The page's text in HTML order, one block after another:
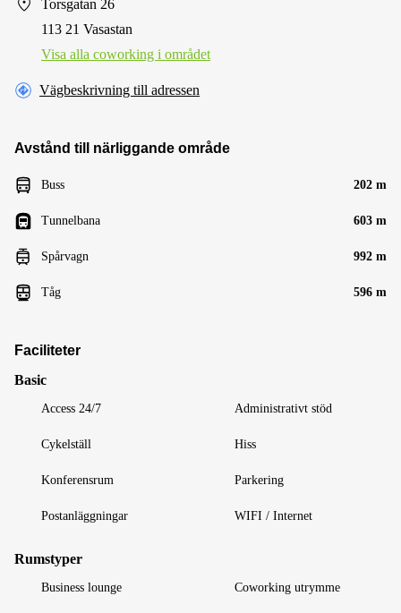
Torsgatan 26
113 21 Vasastan
Visa alla сoworking i området
Vägbeskrivning till adressen
Avstånd till närliggande område
Buss 202 m
Tunnelbana 603 m
Spårvagn 992 m
Tåg 596 m
Faciliteter
Basic
Access 24/7 Administrativt stöd
Cykelställ Hiss
Konferensrum Parkering
Postanläggningar WIFI / Internet
Rumstyper
Business lounge Coworking utrymme